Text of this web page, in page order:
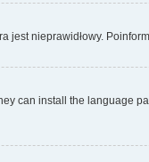
jest nieprawidłowy.
can install the language